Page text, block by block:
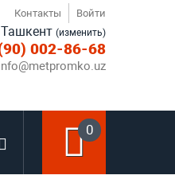
Ташкент (изменить)
002-86-68
Контакты Войти
0